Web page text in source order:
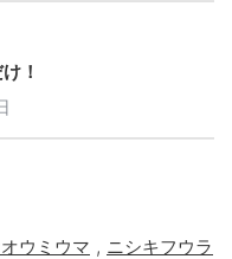
！
ウミウマ , ニシキフウラ